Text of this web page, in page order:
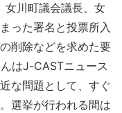
女川町議会議長、女
った署名と投票所入
削除などを求めた要
はJ-CASTニュース
な問題として、すぐ
選挙が行われる間は